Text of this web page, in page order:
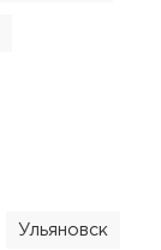
Ульяновск